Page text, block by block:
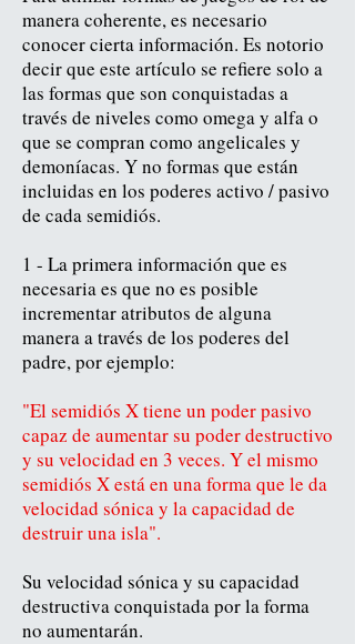
manera coherente, es necesario
conocer cierta información. Es notorio
decir que este artículo se refiere solo a
las formas que son conquistadas a
través de niveles como omega y alfa o
que se compran como angelicales y
demoníacas. Y no formas que están
incluidas en los poderes activo / pasivo
de cada semidiós.
1 - La primera información que es
necesaria es que no es posible
incrementar atributos de alguna
manera a través de los poderes del
padre, por ejemplo:
"El semidiós X tiene un poder pasivo
capaz de aumentar su poder destructivo
y su velocidad en 3 veces. Y el mismo
semidiós X está en una forma que le da
velocidad sónica y la capacidad de
destruir una isla".
Su velocidad sónica y su capacidad
destructiva conquistada por la forma
no aumentarán.